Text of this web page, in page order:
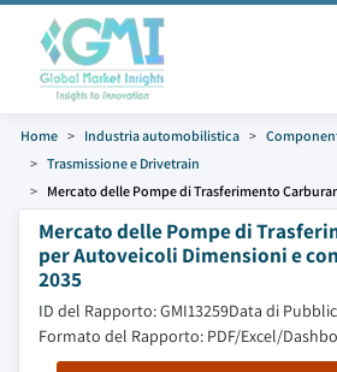
Home Industria automobilistica
Trasmissione e Drivetrain
Mercato delle Pompe di Trasferimento
Mercato delle Pompe di
per Autoveicoli Dimensioni e
2035
ID del Rapporto: GMI13259Data di
Formato del Rapporto: PDF/Excel/